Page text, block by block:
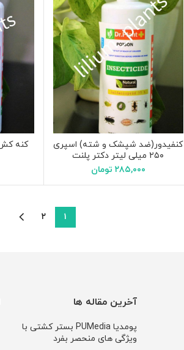
کنفیدور(ضد شپشک و شته) اسپری
۲۵۰ میلی لیتر دکتر پلنت
۲۸۵,۰۰۰ تومان
۱ ۲
آخرین مقاله ها
پومدیا PUMedia بستر کشتی با
ویژگی های منحصر بفرد